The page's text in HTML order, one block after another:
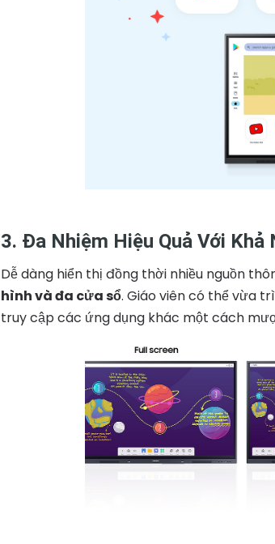
3. Đa Nhiệm Hiệu Quả Với
Dễ dàng hiển thị đồng thời nhiều nguồn
hình và đa cửa sổ. Giáo viên có thể vừa
truy cập các ứng dụng khác một cách